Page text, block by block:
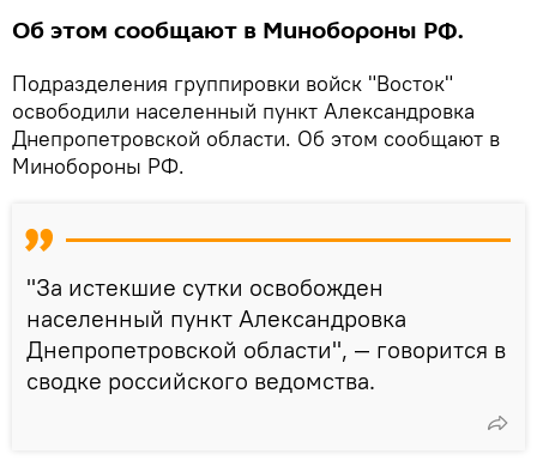
Об этом сообщают в Минобороны РФ.
Подразделения группировки войск "Восток"
освободили населенный пункт Александровка
Днепропетровской области. Об этом сообщают в
Минобороны РФ.
"За истекшие сутки освобожден
населенный пункт Александровка
Днепропетровской области", — говорится в
сводке российского ведомства.